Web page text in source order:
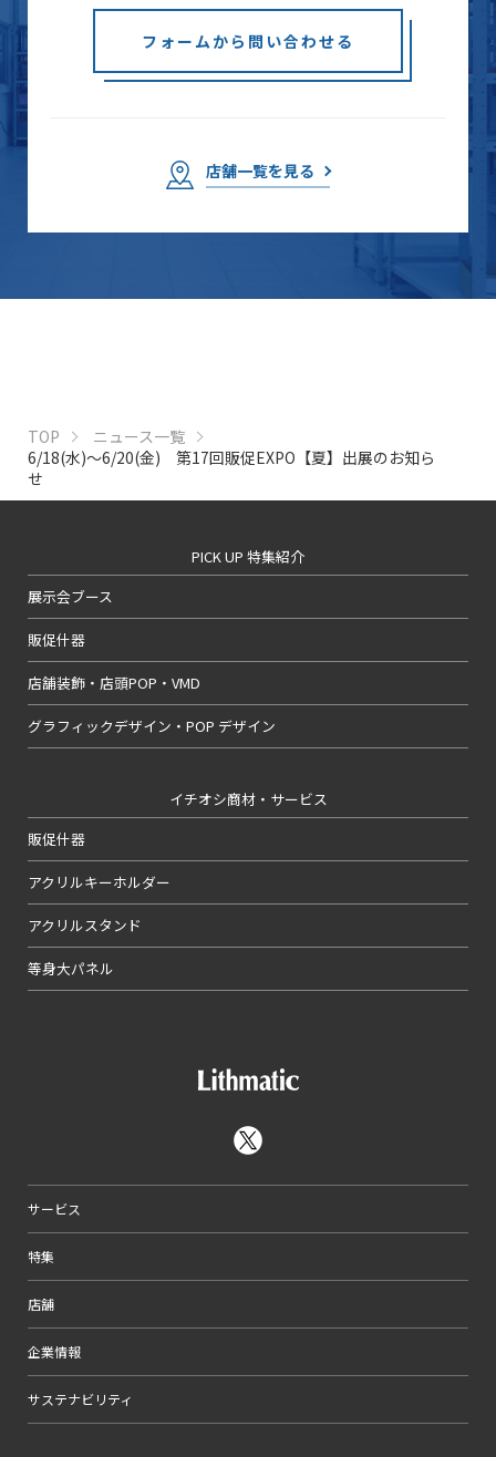
フォームから問い合わせる
店舗一覧を見る
TOP
ニュース一覧
6/18(水)～6/20(金) 第17回販促EXPO【夏】出展のお知ら
せ
PICK UP 特集紹介
展示会ブース
販促什器
店舗装飾・店頭POP・VMD
グラフィックデザイン・POP デザイン
イチオシ商材・サービス
販促什器
アクリルキーホルダー
アクリルスタンド
等身大パネル
サービス
特集
店舗
企業情報
サステナビリティ